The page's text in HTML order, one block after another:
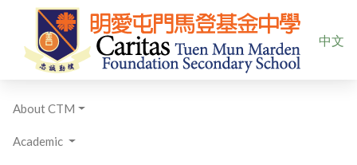
Select
中文
About CTM
Academic